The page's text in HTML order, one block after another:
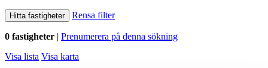
Hitta fastigheter Rensa filter
0 fastigheter | Prenumerera på denna sökning
Visa lista Visa karta